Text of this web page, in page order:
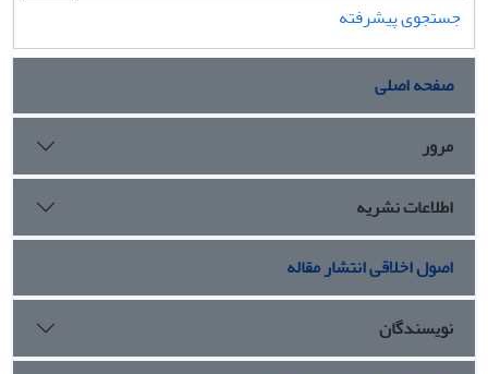
جستجوی پیشرفته
صفحه اصلی
مرور
اطلاعات نشریه
اصول اخلاقی انتشار مقاله
نویسندگان